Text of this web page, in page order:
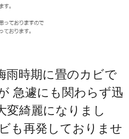
雨時期に畳のカビで
急遽にも関わらず迅
変綺麗になりまし
も再発しておりませ